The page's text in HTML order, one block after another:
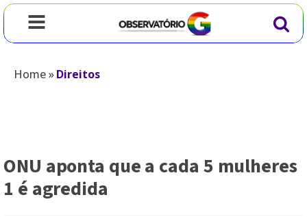
Home»Direitos
ONU aponta que a cada 5 mulheres
1 é agredida